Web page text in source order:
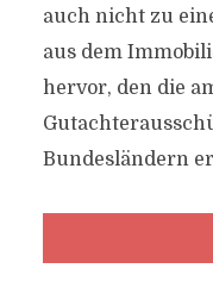
auch nicht zu
aus dem
hervor, den die
Bundesländern